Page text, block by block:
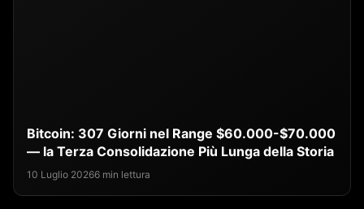
Bitcoin: 307 Giorni nel Range $60.000-$70.000
— la Terza Consolidazione Più Lunga della Storia
10 Luglio 20266 min lettura